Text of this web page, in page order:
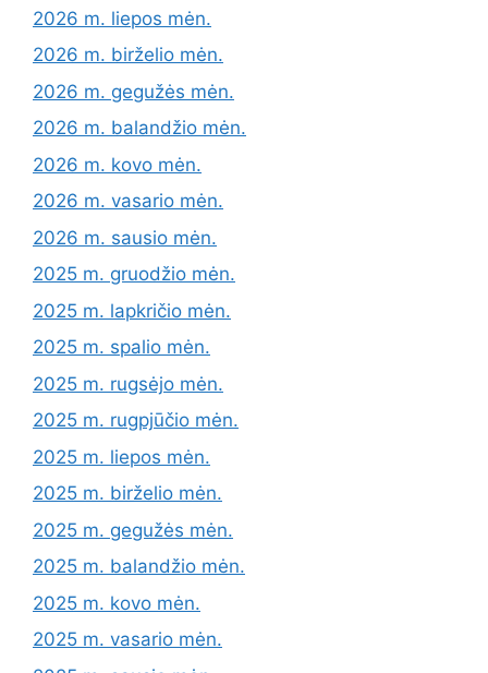
2026 m. liepos mėn.
2026 m. birželio mėn.
2026 m. gegužės mėn.
2026 m. balandžio mėn.
2026 m. kovo mėn.
2026 m. vasario mėn.
2026 m. sausio mėn.
2025 m. gruodžio mėn.
2025 m. lapkričio mėn.
2025 m. spalio mėn.
2025 m. rugsėjo mėn.
2025 m. rugpjūčio mėn.
2025 m. liepos mėn.
2025 m. birželio mėn.
2025 m. gegužės mėn.
2025 m. balandžio mėn.
2025 m. kovo mėn.
2025 m. vasario mėn.